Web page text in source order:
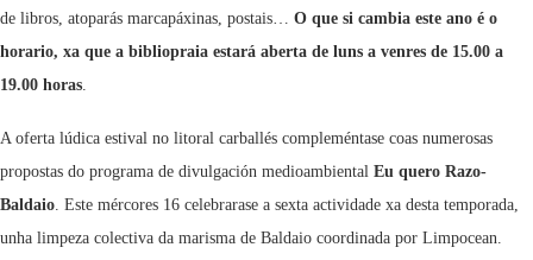
de libros, atoparás marcapáxinas, postais… O que si cambia este ano é o
horario, xa que a bibliopraia estará aberta de luns a venres de 15.00 a
19.00 horas
A oferta lúdica estival no litoral carballés compleméntase coas numerosas
propostas do programa de divulgación medioambiental Eu quero Razo-
Baldaio . Este mércores 16 celebrarase a sexta actividade xa desta temporada,
unha limpeza colectiva da marisma de Baldaio coordinada por Limpocean.